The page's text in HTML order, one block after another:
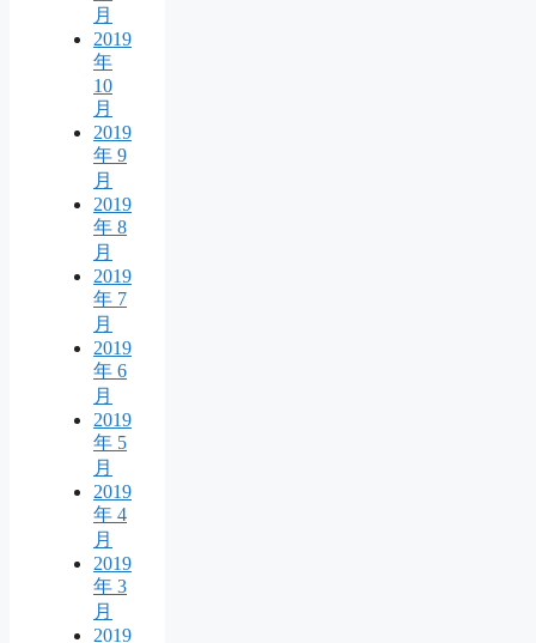
月
2019
年
10
月
2019
年 9
月
2019
年 8
月
2019
年 7
月
2019
年 6
月
2019
年 5
月
2019
年 4
月
2019
年 3
月
2019